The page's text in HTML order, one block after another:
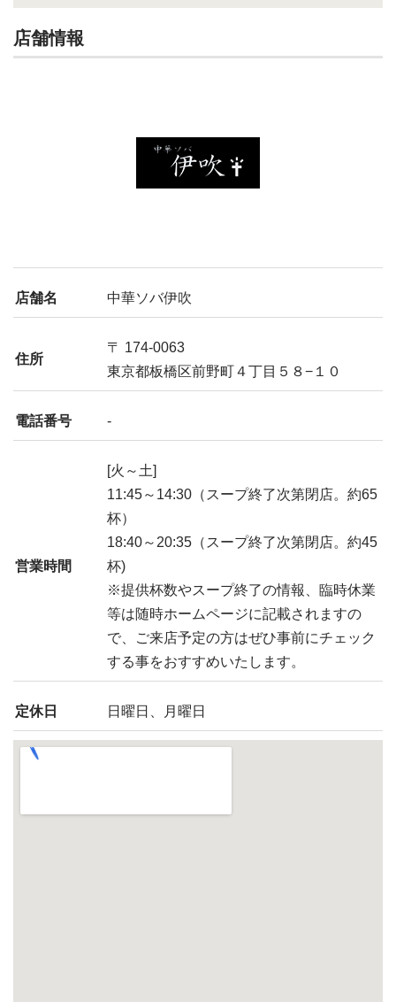
店舗情報
店舗名 中華ソバ伊吹
住所
〒 174-0063
東京都板橋区前野町４丁目５８−１０
電話番号 -
営業時間
[火～土]
11:45～14:30（スープ終了次第閉店。約65
杯）
18:40～20:35（スープ終了次第閉店。約45
杯)
※提供杯数やスープ終了の情報、臨時休業
等は随時ホームページに記載されますの
で、ご来店予定の方はぜひ事前にチェック
する事をおすすめいたします。
定休日 日曜日、月曜日